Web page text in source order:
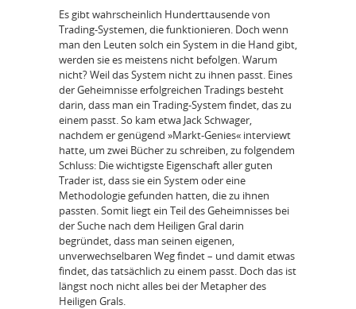
Es gibt wahrscheinlich Hunderttausende von
Trading-Systemen, die funktionieren. Doch wenn
man den Leuten solch ein System in die Hand gibt,
werden sie es meistens nicht befolgen. Warum
nicht? Weil das System nicht zu ihnen passt. Eines
der Geheimnisse erfolgreichen Tradings besteht
darin, dass man ein Trading-System findet, das zu
einem passt. So kam etwa Jack Schwager,
nachdem er genügend »Markt-Genies« interviewt
hatte, um zwei Bücher zu schreiben, zu folgendem
Schluss: Die wichtigste Eigenschaft aller guten
Trader ist, dass sie ein System oder eine
Methodologie gefunden hatten, die zu ihnen
passten. Somit liegt ein Teil des Geheimnisses bei
der Suche nach dem Heiligen Gral darin
begründet, dass man seinen eigenen,
unverwechselbaren Weg findet – und damit etwas
findet, das tatsächlich zu einem passt. Doch das ist
längst noch nicht alles bei der Metapher des
Heiligen Grals.